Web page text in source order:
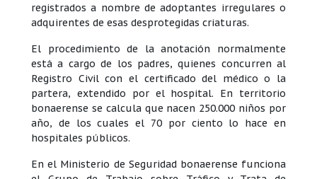
registrados a nombre de adoptantes irregulares o
adquirentes de esas desprotegidas criaturas.
El procedimiento de la anotación normalmente
está a cargo de los padres, quienes concurren al
Registro Civil con el certificado del médico o la
partera, extendido por el hospital. En territorio
bonaerense se calcula que nacen 250.000 niños por
año, de los cuales el 70 por ciento lo hace en
hospitales públicos.
En el Ministerio de Seguridad bonaerense funciona